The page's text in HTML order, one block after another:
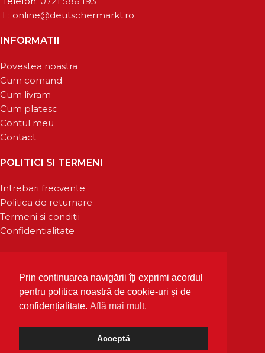
Prin continuarea navigării îți exprimi acordul
pentru politica noastră de cookie-uri și de
confidențialitate. Află mai mult.
Acceptă
E: online@deutschermarkt.ro
INFORMATII
Povestea noastra
Cum comand
Cum livram
Cum platesc
Contul meu
Contact
POLITICI SI TERMENI
Intrebari frecvente
Politica de returnare
Termeni si conditii
Confidentialitate